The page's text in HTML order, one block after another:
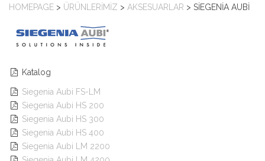
HOMEPAGE > ÜRÜNLERIMIZ > AKSESUARLAR > SIEGENIA AUBI
 Katalog
 Siegenia Aubi FS-LM
 Siegenia Aubi HS 200
 Siegenia Aubi HS 300
 Siegenia Aubi HS 400
 Siegenia Aubi LM 2200